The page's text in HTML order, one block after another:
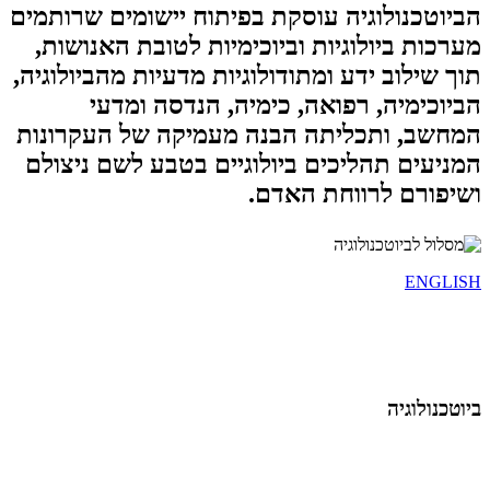
הביוטכנולוגיה עוסקת בפיתוח יישומים שרותמים
מערכות ביולוגיות וביוכימיות לטובת האנושות,
תוך שילוב ידע ומתודולוגיות מדעיות מהביולוגיה,
הביוכימיה, רפואה, כימיה, הנדסה ומדעי
המחשב, ותכליתה הבנה מעמיקה של העקרונות
המניעים תהליכים ביולוגיים בטבע לשם ניצולם
ושיפורם לרווחת האדם.
ENGLISH
ביוטכנולוגיה